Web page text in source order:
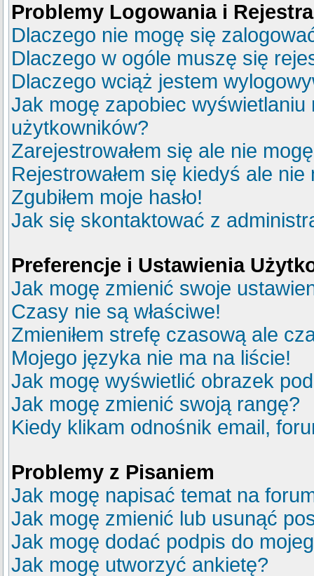
Problemy Logowania i
Dlaczego nie mogę się
Dlaczego w ogóle muszę się
Dlaczego wciąż jestem
Jak mogę zapobiec
użytkowników?
Zarejestrowałem się ale nie
Rejestrowałem się kiedyś ale
Zgubiłem moje hasło!
Jak się skontaktować z
Preferencje i Ustawienia
Jak mogę zmienić swoje
Czasy nie są właściwe!
Zmieniłem strefę czasową ale
Mojego języka nie ma na liście!
Jak mogę wyświetlić obrazek
Jak mogę zmienić swoją rangę?
Kiedy klikam odnośnik email,
Problemy z Pisaniem
Jak mogę napisać temat na
Jak mogę zmienić lub usunąć
Jak mogę dodać podpis do
Jak mogę utworzyć ankietę?